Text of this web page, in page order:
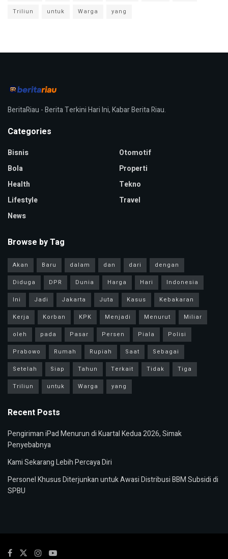
Triliun
untuk Warga yang
BeritaRiau - Berita Terkini Hari Ini, Kabar Berita Riau.
Categories
Bisnis
Bola
Health
Lifestyle
News
Otomotif
Properti
Tekno
Travel
Browse by Tag
Akan Baru dalam dan dari
dengan
Diduga
DPR Dunia Harga Hari
Indonesia
Ini
Jadi Jakarta Juta Kasus
Kebakaran
Kerja
Korban KPK Menjadi Menurut
Miliar
oleh
pada Pasar Persen Piala
Polisi
Prabowo
Rumah Rupiah Saat
Sebagai
Setelah
Siap Tahun Terkait Tidak
Tiga
Triliun
untuk Warga yang
Recent Posts
Pengiriman iPad Menurun di Kuartal Kedua 2026, Simak
Penyebabnya
Kami Sekarang Lebih Percaya Diri
Personel Khusus Diterjunkan untuk Awasi Distribusi BBM Subsidi di
SPBU